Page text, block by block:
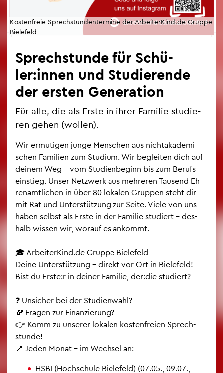
Kos­ten­freie Sprech­stun­den­ter­mi­ne der Ar­bei­ter­Kind.de Grup­pe
Bie­le­feld
Sprech­stun­de für Schü­
ler:innen und Stu­die­ren­de
der ers­ten Ge­ne­ra­ti­on
Für alle, die als Erste in ihrer Fa­mi­lie stu­die­
ren gehen (wol­len).
Wir er­mu­ti­gen junge Men­schen aus nicht­aka­de­mi­
schen Fa­mi­li­en zum Stu­di­um. Wir be­glei­ten dich auf
dei­nem Weg – vom Stu­di­en­be­ginn bis zum Be­rufs­
ein­stieg. Unser Netz­werk aus meh­re­ren Tau­send Eh­
ren­amt­li­chen in über 80 lo­ka­len Grup­pen steht dir
mit Rat und Un­ter­stüt­zung zur Seite. Viele von uns
haben selbst als Erste in der Fa­mi­lie stu­diert – des­
halb wis­sen wir, wor­auf es an­kommt.
🎓 Ar­bei­ter­Kind.de Grup­pe Bie­le­feld
Deine Un­ter­stüt­zung – di­rekt vor Ort in Bie­le­feld!
Bist du Erste:r in dei­ner Fa­mi­lie, der:die stu­diert?
❓ Un­si­cher bei der Stu­di­en­wahl?
💸 Fra­gen zur Fi­nan­zie­rung?
👉 Komm zu un­se­rer lo­ka­len kos­ten­frei­en Sprech­
stun­de!
📍 Jeden Monat – im Wech­sel an:
HSBI (Hoch­schu­le Bie­le­feld) (07.05., 09.07.,